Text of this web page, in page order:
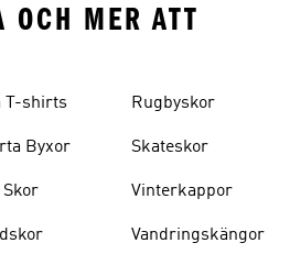
OCH MER ATT
T-shirts
Byxor
Skor
Rugbyskor
Skateskor
Vinterkappor
Vandringskängor